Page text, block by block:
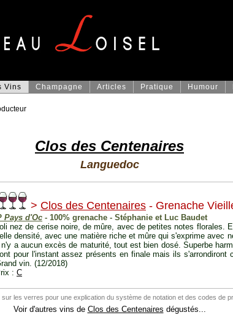
Vins Champagne Articles Pratique Humour
Clos des Centenaires
Languedoc
> Clos des Centenaires - Grenache
Pays d'Oc - 100% grenache - Stéphanie et Luc Baudet
nez de cerise noire, de mûre, avec de petites notes florales.
densité, avec une matière riche et mûre qui s'exprime avec
a aucun excès de maturité, tout est bien dosé. Superbe
pour l'instant assez présents en finale mais ils s'arrondiront
vin. (12/2018)
: C
sur les verres pour une explication du système de notation et des codes de
Voir d'autres vins de Clos des Centenaires dégustés...